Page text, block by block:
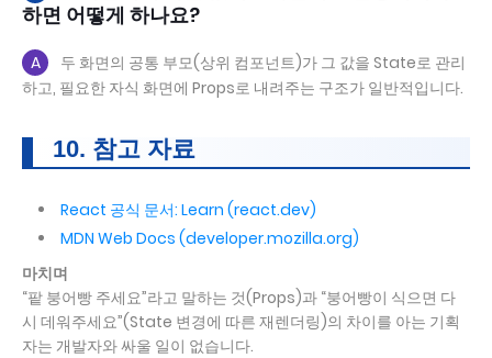
하면 어떻게 하나요?
A
두 화면의 공통 부모(상위 컴포넌트)가 그 값을 State로 관리
하고, 필요한 자식 화면에 Props로 내려주는 구조가 일반적입니다.
10. 참고 자료
React 공식 문서: Learn (react.dev)
MDN Web Docs (developer.mozilla.org)
마치며
“팥 붕어빵 주세요”라고 말하는 것(Props)과 “붕어빵이 식으면 다
시 데워주세요”(State 변경에 따른 재렌더링)의 차이를 아는 기획
자는 개발자와 싸울 일이 없습니다.